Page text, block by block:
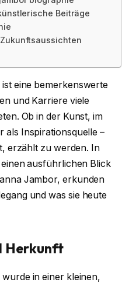
Beiträge
eine bemerkenswerte
und Karriere viele
Ob in der Kunst, im
als Inspirationsquelle –
erzählt zu werden. In
ausführlichen Blick
Jambor, erkunden
und was sie heute
Herkunft
in einer kleinen,